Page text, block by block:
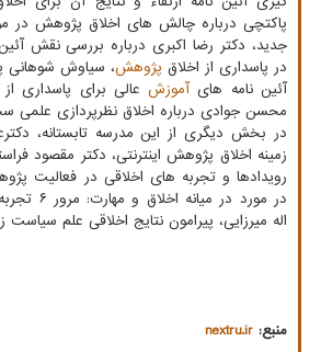
پاکتچی درباره چالش های اخلاق پژوهش در
جدید، دکتر رضا اکبری درباره بررسی نقش
در پاسداری از اخلاق پژوهش، سیاوش شوهانی
آئین نامه هایآموزشعالی برای پاسداری
محسن جوادی درباره اخلاق نظرپردازی علمی
در بخش دیگری از این مدرسه تابستانه،
زمینه اخلاق پژوهش اینترنتی، دکتر مقصود
رویدادها و تجربه های اخلاقی در فعالیت
در مورد در
اله میرزایی، پیرامون نتایج اخلاقی علم سیاست
منبع: nextru.ir